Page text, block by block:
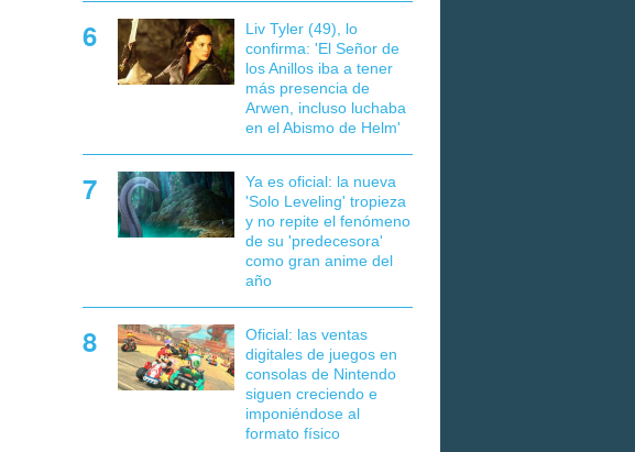
Liv Tyler (49), lo
confirma: 'El Señor de
los Anillos iba a tener
más presencia de
Arwen, incluso luchaba
en el Abismo de Helm'
Ya es oficial: la nueva
'Solo Leveling' tropieza
y no repite el fenómeno
de su 'predecesora'
como gran anime del
año
Oficial: las ventas
digitales de juegos en
consolas de Nintendo
siguen creciendo e
imponiéndose al
formato físico